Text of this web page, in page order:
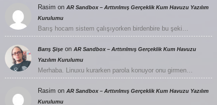
Rasim on AR Sandbox – Arttırılmış Gerçeklik Kum Havuzu Yazılım
Kurulumu
Barış hocam sistem çalışıyorken birdenbire bu şeki…
Barış Şişe on AR Sandbox – Arttırılmış Gerçeklik Kum Havuzu
Yazılım Kurulumu
Merhaba. Linuxu kurarken parola konuyor onu girmen…
Rasim on AR Sandbox – Arttırılmış Gerçeklik Kum Havuzu Yazılım
Kurulumu